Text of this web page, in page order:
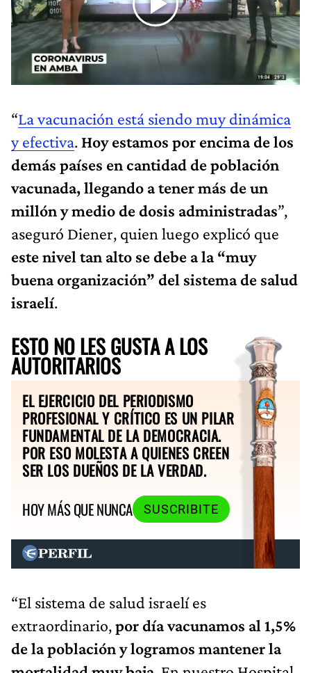
“La vacunación está siendo muy dinámica
y efectiva. Hoy estamos por encima de los
demás países en cantidad de población
vacunada, llegando a tener más de un
millón y medio de dosis administradas”,
aseguró Diener, quien luego explicó que
este nivel tan alto se debe a la “muy
buena organización” del sistema de salud
israelí.
ESTO NO LES GUSTA A LOS
AUTORITARIOS
EL EJERCICIO DEL PERIODISMO
PROFESIONAL Y CRÍTICO ES UN PILAR
FUNDAMENTAL DE LA DEMOCRACIA.
POR ESO MOLESTA A QUIENES CREEN
SER LOS DUEÑOS DE LA VERDAD.
HOY MÁS QUE NUNCA
SUSCRIBITE
“El sistema de salud israelí es
extraordinario,por día vacunamos al 1,5%
de la población y logramos mantener la